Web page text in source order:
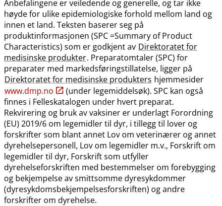
Anbefalingene er veiledende og generelle, og tar ikke
høyde for ulike epidemiologiske forhold mellom land og
innen et land. Teksten baserer seg på
produktinformasjonen (SPC =Summary of Product
Characteristics) som er godkjent av Direktoratet for
medisinske produkter. Preparatomtaler (SPC) for
preparater med markedsføringstillatelse, ligger på
Direktoratet for medisinske produkters hjemmesider
www.dmp.no
(under legemiddelsøk). SPC kan også
finnes i Felleskatalogen under hvert preparat.
Rekvirering og bruk av vaksiner er underlagt Forordning
(EU) 2019/6 om legemidler til dyr, i tillegg til lover og
forskrifter som blant annet Lov om veterinærer og annet
dyrehelsepersonell, Lov om legemidler m.v., Forskrift om
legemidler til dyr, Forskrift som utfyller
dyrehelseforskriften med bestemmelser om forebygging
og bekjempelse av smittsomme dyresykdommer
(dyresykdomsbekjempelsesforskriften) og andre
forskrifter om dyrehelse.